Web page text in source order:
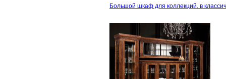
Большой шкаф для коллекций, в